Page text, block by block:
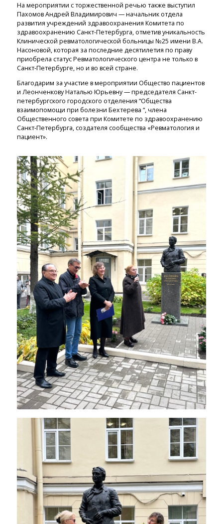
На мероприятии с торжественной речью также выступил
Пахомов Андрей Владимирович — начальник отдела
развития учреждений здравоохранения Комитета по
здравоохранению Санкт-Петербурга, отметив уникальность
Клинической ревматологической больницы №25 имени В.А.
Насоновой, которая за последние десятилетия по праву
приобрела статус Ревматологического центра не только в
Санкт-Петербурге, но и во всей стране.
Благодарим за участие в мероприятии Общество пациентов
и Леонченкову Наталью Юрьевну — председателя Санкт-
петербургского городского отделения “Общества
взаимопомощи при болезни Бехтерева “, члена
Общественного совета при Комитете по здравоохранению
Санкт-Петербурга, создателя сообщества «Ревматология и
пациент».